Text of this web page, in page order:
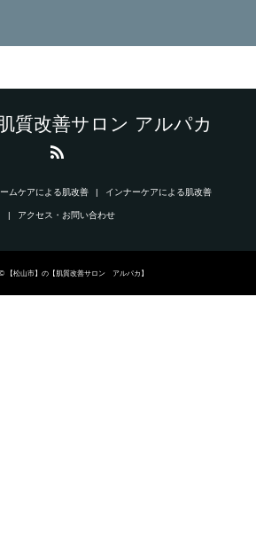
質改善サロン アルパカ
ムケアによる肌改善 インナーケアによる肌改善
アクセス・お問い合わせ
【松山市】の【肌質改善サロン アルパカ】